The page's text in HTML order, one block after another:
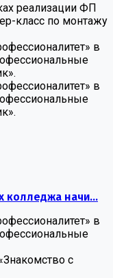
реализации ФП
класс по монтажу
в
в
колледжа начи...
в
с